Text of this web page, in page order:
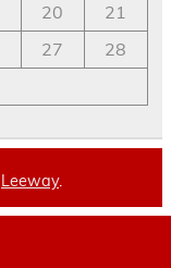
20
21
27
28
Leeway.